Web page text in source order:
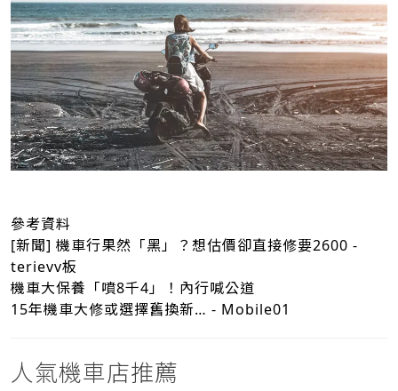
參考資料
[新聞] 機車行果然「黑」？想估價卻直接修要2600 -
terievv板
機車大保養「噴8千4」！內行喊公道
15年機車大修或選擇舊換新… - Mobile01
人氣機車店推薦